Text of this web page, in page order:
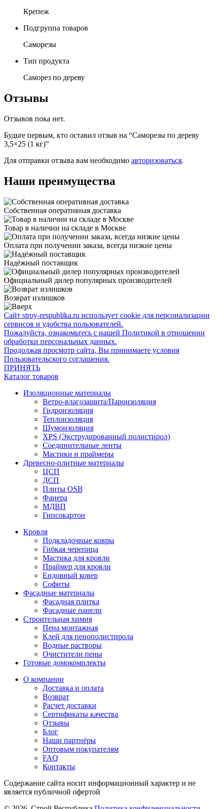
Крепеж
Подгруппа товаров
Саморезы
Тип продукта
Саморез по дереву
Отзывы
Отзывов пока нет.
Будьте первым, кто оставил отзыв на “Саморезы по дереву
3,5×25 (1 кг)”
Для отправки отзыва вам необходимо авторизоваться.
Наши преимущества
Собственная оперативная доставка
Товар в наличии на складе в Москве
Оплата при получении заказа, всегда низкие цены
Надёжный поставщик
Официальный дилер популярных производителей
Возврат излишков
Сайт stroy-respublika.ru использует cookie для персонализации
сервисов и удобства пользователей.
Пожалуйста, ознакомьтесь с нашей Политикой в отношении
обработки персональных данных.
Продолжая просмотр сайта, Вы принимаете условия
Пользовательского соглашения.
ПРИНЯТЬ
Каталог товаров
Изоляционные материалы
Ветро-влагозащита/Пароизоляция
Гидроизоляция
Теплоизоляция
Шумоизоляция
XPS (Экструдированный полистирол)
Соединительные ленты
Мастики и праймеры
Древесно-плитные материалы
ЦСП
ДСП
Плиты OSB
Фанера
МДВП
Гипсокартон
Кровля
Подкладочные ковры
Гибкая черепица
Мастика для кровли
Праймер для кровли
Ендовный ковер
Софиты
Фасадные материалы
Фасадная плитка
Фасадные панели
Строительная химия
Пена монтажная
Клей для пенополистирола
Водные растворы
Очистители пены
Готовые домокомплекты
О компании
Доставка и оплата
Возврат
Расчет доставки
Сертификаты качества
Отзывы
Блог
Наши партнёры
Оптовым покупателям
FAQ
Контакты
Содержание сайта носит информационный характер и не
является публичной офертой